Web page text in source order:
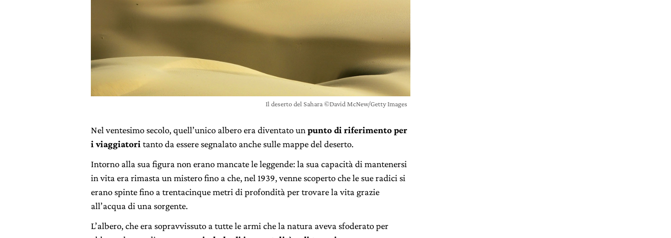
Il deserto del Sahara ©David McNew/Getty Images
Nel ventesimo secolo, quell’unico albero era diventato un punto di riferimento per
i viaggiatori tanto da essere segnalato anche sulle mappe del deserto.
Intorno alla sua figura non erano mancate le leggende: la sua capacità di mantenersi
in vita era rimasta un mistero fino a che, nel 1939, venne scoperto che le sue radici si
erano spinte fino a trentacinque metri di profondità per trovare la vita grazie
all’acqua di una sorgente.
L’albero, che era sopravvissuto a tutte le armi che la natura aveva sfoderato per